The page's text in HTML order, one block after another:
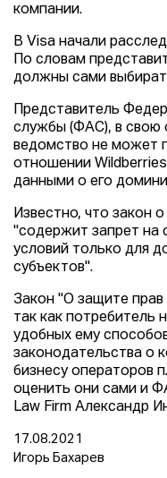
компании.
В Visa начали
По словам
должны сами
Представитель
службы (ФАС), в свою
ведомство не может
отношении
данными о его
Известно, что закон
"содержит запрет на
условий только для
субъектов".
Закон "О защите
так как потребитель
удобных ему
законодательства о
бизнесу операторов
оценить они сами и
Law Firm Александр
17.08.2021
Игорь Бахарев